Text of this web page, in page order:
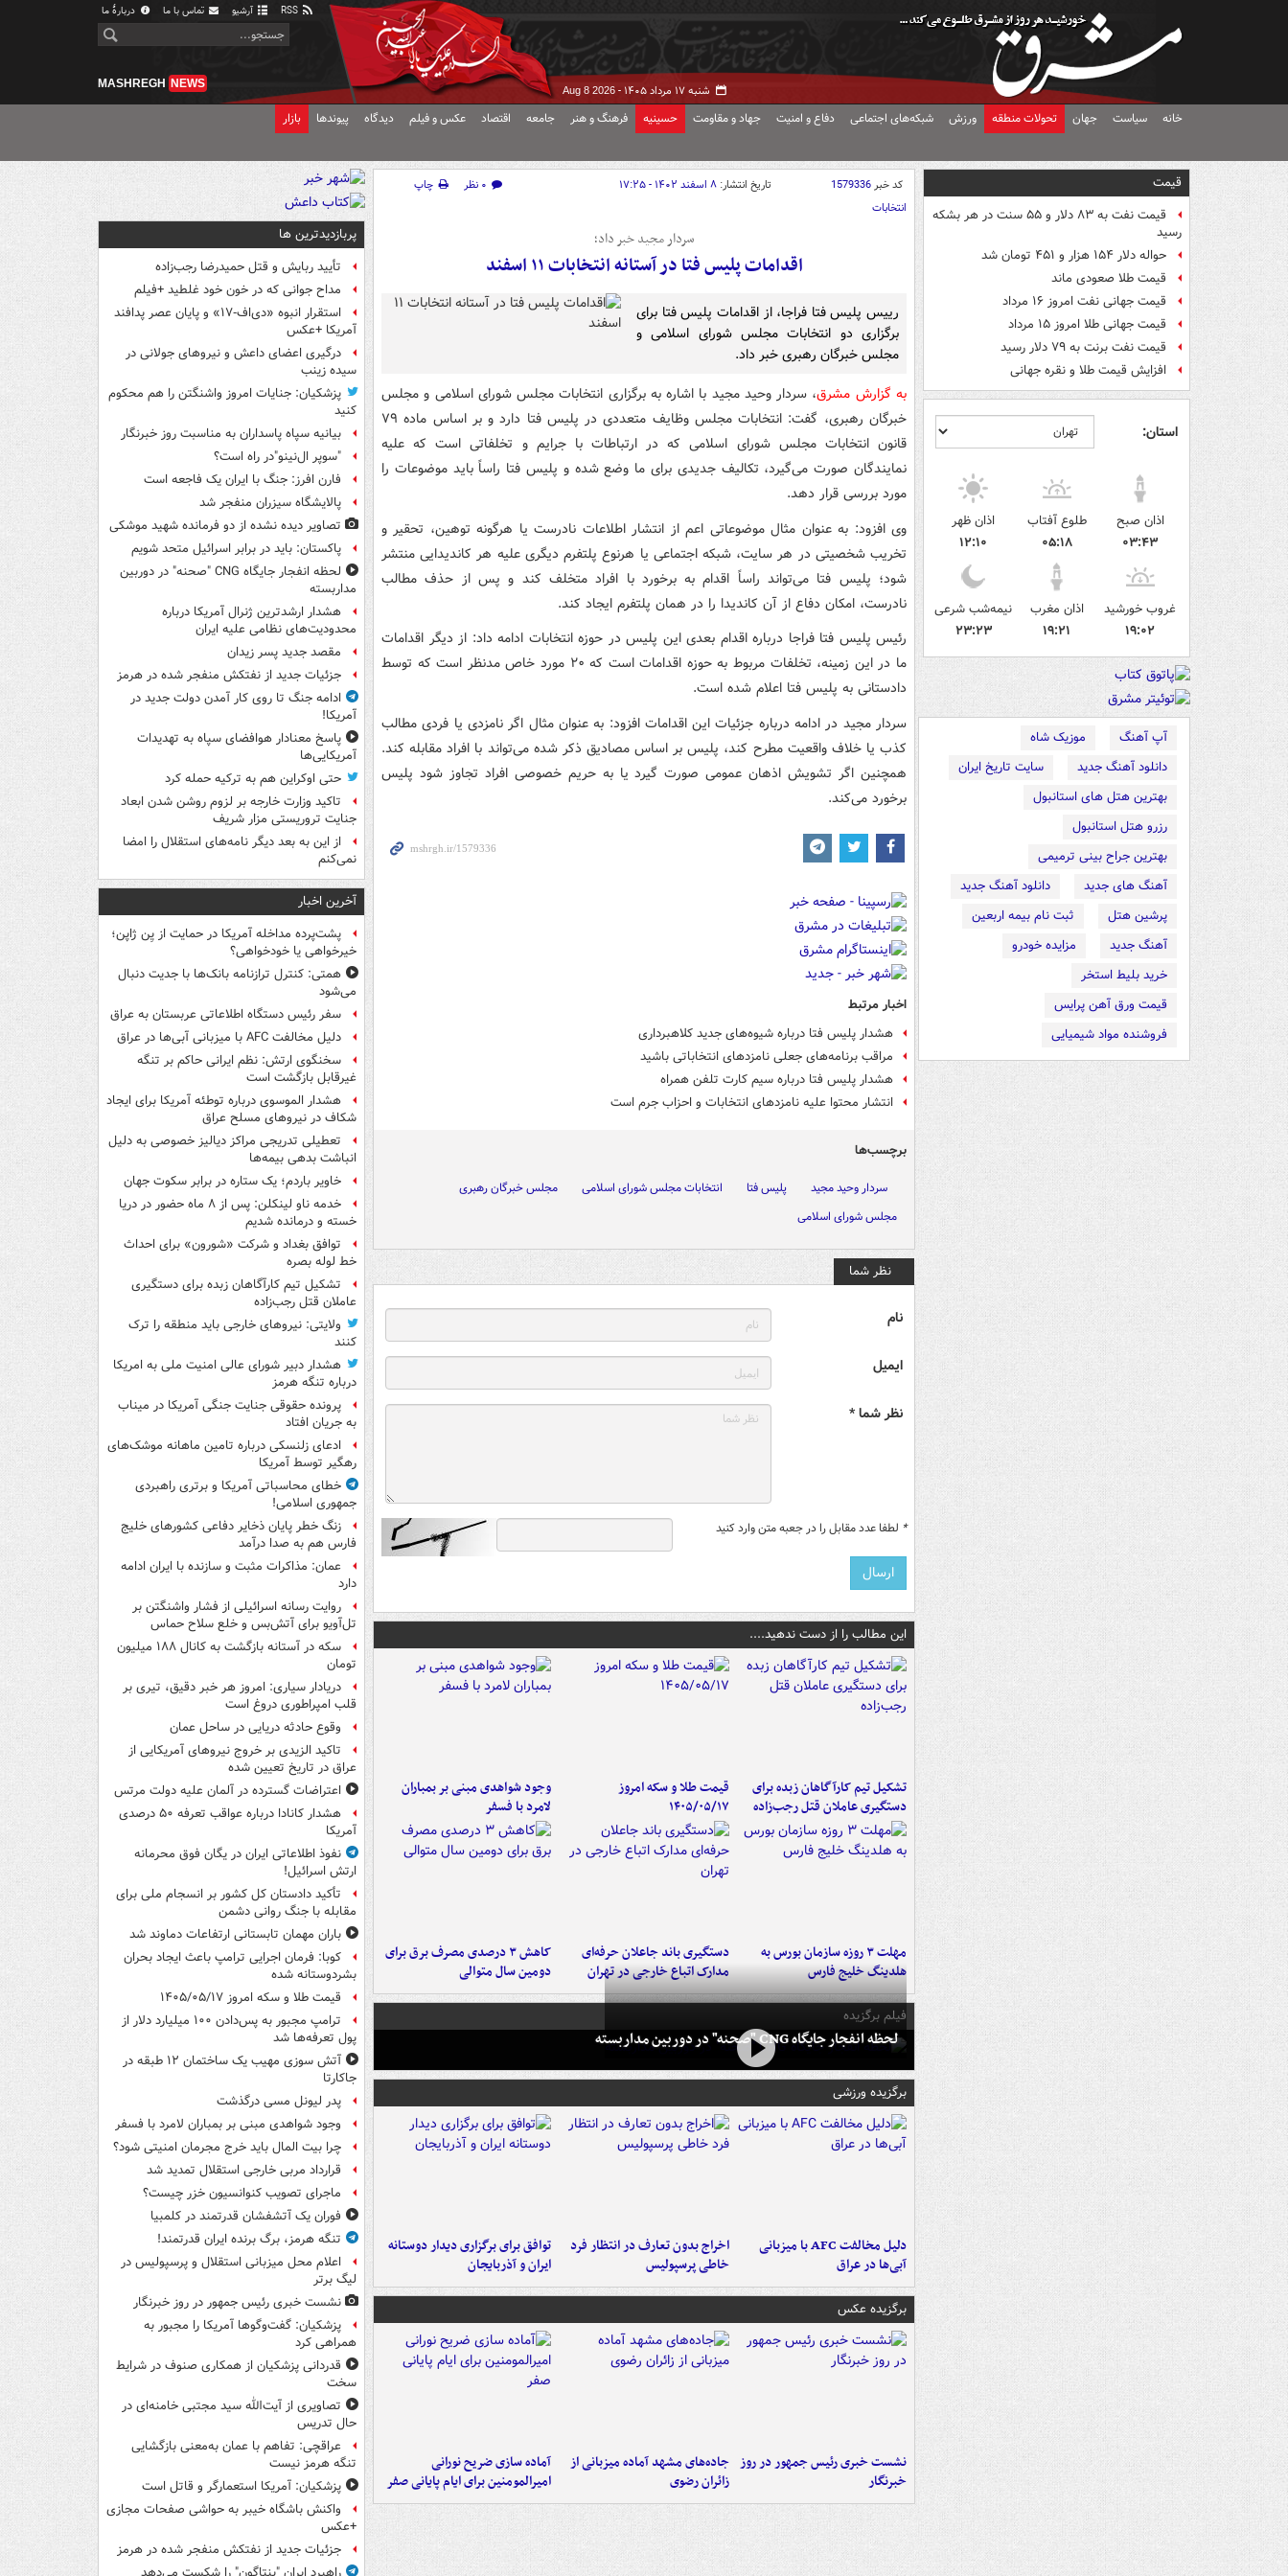
آرشیو تماس با ما دربارهٔ ما
شنبه ۱۷ مرداد ۱۴۰۵ - Aug 8 2026
MASHREGH NEWS
خانه سیاست جهان تحولات منطقه ورزش شبکه‌های اجتماعی دفاع و امنیت جهاد و مقاومت حسینیه فرهنگ و هنر جامعه اقتصاد عکس و فیلم دیدگاه پیوندها بازار
قیمت
قیمت نفت به ۸۳ دلار و ۵۵ سنت در هر بشکه
رسید
حواله دلار ۱۵۴ هزار و ۴۵۱ تومان شد
قیمت طلا صعودی ماند
قیمت جهانی نفت امروز ۱۶ مرداد
قیمت جهانی طلا امروز ۱۵ مرداد
قیمت نفت برنت به ۷۹ دلار رسید
افزایش قیمت طلا و نقره جهانی
استان:
اذان صبح
۰۳:۴۳
طلوع آفتاب
۰۵:۱۸
اذان ظهر
۱۲:۱۰
غروب خورشید
۱۹:۰۲
اذان مغرب
۱۹:۲۱
نیمه‌شب شرعی
۲۳:۲۳
آپ آهنگ
موزیک شاه
دانلود آهنگ جدید
سایت تاریخ ایران
بهترین هتل های استانبول
رزرو هتل استانبول
بهترین جراح بینی ترمیمی
آهنگ های جدید
دانلود آهنگ جدید
پرشین هتل
ثبت نام بیمه اربعین
آهنگ جدید
مزایده خودرو
خرید بلیط استخر
قیمت ورق آهن پرایس
فروشنده مواد شیمیایی
کد خبر1579336 تاریخ انتشار: ۸ اسفند ۱۴۰۲ - ۱۷:۲۵ ۰ نظر
چاپ
انتخابات
سردار مجید خبر داد؛
اقدامات پلیس‌ فتا در آستانه انتخابات ۱۱ اسفند
رییس پلیس فتا فراجا، از اقدامات پلیس فتا برای
برگزاری دو انتخابات مجلس شورای اسلامی و
مجلس خبرگان رهبری خبر داد.
به گزارش مشرق، سردار وحید مجید با اشاره به برگزاری انتخابات مجلس شورای اسلامی و مجلس
خبرگان رهبری، گفت: انتخابات مجلس وظایف متعددی در پلیس فتا دارد و بر اساس ماده ۷۹
قانون انتخابات مجلس شورای اسلامی که در ارتباطات با جرایم و تخلفاتی است که علیه
نمایندگان صورت می‌گیرد، تکالیف جدیدی برای ما وضع شده و پلیس فتا راساً باید موضوعات را
مورد بررسی قرار دهد.
وی افزود: به عنوان مثال موضوعاتی اعم از انتشار اطلاعات نادرست یا هرگونه توهین، تحقیر و
تخریب شخصیتی در هر سایت، شبکه اجتماعی یا هرنوع پلتفرم دیگری علیه هر کاندیدایی منتشر
شود؛ پلیس فتا می‌تواند راساً اقدام به برخورد با افراد متخلف کند و پس از حذف مطالب
نادرست، امکان دفاع از آن کاندیدا را در همان پلتفرم ایجاد کند.
رئیس پلیس فتا فراجا درباره اقدام بعدی این پلیس در حوزه انتخابات ادامه داد: از دیگر اقدامات
ما در این زمینه، تخلفات مربوط به حوزه اقدامات است که ۲۰ مورد خاص مدنظر است که توسط
دادستانی به پلیس فتا اعلام شده است.
سردار مجید در ادامه درباره جزئیات این اقدامات افزود: به عنوان مثال اگر نامزدی یا فردی مطالب
کذب یا خلاف واقعیت مطرح کند، پلیس بر اساس مصادیق ذکر شده می‌تواند با افراد مقابله کند.
همچنین اگر تشویش اذهان عمومی صورت گیرد یا به حریم خصوصی افراد تجاوز شود پلیس
برخورد می‌کند.
اخبار مرتبط
هشدار پلیس فتا درباره شیوه‌های جدید کلاهبرداری
مراقب برنامه‌های جعلی نامزدهای انتخاباتی باشید
هشدار پلیس فتا درباره سیم کارت تلفن همراه
انتشار محتوا علیه نامزدهای انتخابات و احزاب جرم است
برچسب‌ها
سردار وحید مجید پلیس فتا انتخابات مجلس شورای اسلامی
مجلس خبرگان رهبری
مجلس شورای اسلامی
نظر شما
نام
ایمیل
نظر شما *
* لطفا عدد مقابل را در جعبه متن وارد کنید
این مطالب را از دست ندهید....
تشکیل تیم کارآگاهان زبده برای
دستگیری عاملان قتل رجب‌زاده
قیمت طلا و سکه امروز
۱۴۰۵/۰۵/۱۷
وجود شواهدی مبنی بر بمباران
لامرد با فسفر
مهلت ۳ روزه سازمان بورس به
هلدینگ خلیج فارس
دستگیری باند جاعلان حرفه‌ای
مدارک اتباع خارجی در تهران
کاهش ۳ درصدی مصرف برق برای
دومین سال متوالی
فیلم برگزیده
لحظه انفجار جایگاه CNG "صحنه" در دوربین مداربسته
برگزیده ورزشی
دلیل مخالفت AFC با میزبانی
آبی‌ها در عراق
اخراج بدون تعارف در انتظار فرد
خاطی پرسپولیس
توافق برای برگزاری دیدار دوستانه
ایران و آذربایجان
برگزیده عکس
نشست خبری رئیس جمهور در روز
خبرنگار
جاده‌های مشهد آماده میزبانی از
زائران رضوی
آماده سازی ضریح نورانی
امیرالمومنین برای ایام پایانی صفر
پربازدیدترین ها
تأیید ربایش و قتل حمیدرضا رجب‌زاده
مداح جوانی که در خون خود غلطید +فیلم
استقرار انبوه «دی‌اف‑۱۷» و پایان عصر پدافند
آمریکا +عکس
درگیری اعضای داعش و نیروهای جولانی در
سیده زینب
پزشکیان: جنایات امروز واشنگتن را هم محکوم
کنید
بیانیه سپاه پاسداران به مناسبت روز خبرنگار
"سوپر ال‌نینو"در راه است؟
فارن افرز: جنگ با ایران یک فاجعه است
پالایشگاه سیزران منفجر شد
تصاویر دیده‌ نشده از دو فرمانده شهید موشکی
پاکستان: باید در برابر اسرائیل متحد شویم
لحظه انفجار جایگاه CNG "صحنه" در دوربین
مداربسته
هشدار ارشدترین ژنرال آمریکا درباره
محدودیت‌های نظامی علیه ایران
مقصد جدید پسر زیدان
جزئیات جدید از نفتکش منفجر شده در هرمز
ادامه جنگ تا روی کار آمدن دولت جدید در
آمریکا!
پاسخ معنادار هوافضای سپاه به تهدیدات
آمریکایی‌ها
حتی اوکراین هم به ترکیه حمله کرد
تاکید وزارت خارجه بر لزوم روشن شدن ابعاد
جنایت تروریستی مزار شریف
از این به بعد دیگر نامه‌های استقلال را امضا
نمی‌کنم
آخرین اخبار
پشت‌پرده مداخله آمریکا در حمایت از یِن ژاپن؛
خیرخواهی یا خودخواهی؟
همتی: کنترل ترازنامه بانک‌ها با جدیت دنبال
می‌شود
سفر رئیس دستگاه اطلاعاتی عربستان به عراق
دلیل مخالفت AFC با میزبانی آبی‌ها در عراق
سخنگوی ارتش: نظم ایرانی حاکم بر تنگه
غیرقابل بازگشت است
هشدار الموسوی درباره توطئه آمریکا برای ایجاد
شکاف در نیروهای مسلح عراق
تعطیلی تدریجی مراکز دیالیز خصوصی به دلیل
انباشت بدهی بیمه‌ها
خاویر باردم؛ یک ستاره در برابر سکوت جهان
خدمه ناو لینکلن: پس از ۸ ماه حضور در دریا
خسته و درمانده‌ شدیم
توافق بغداد و شرکت «شورون» برای احداث
خط لوله بصره
تشکیل تیم کارآگاهان زبده برای دستگیری
عاملان قتل رجب‌زاده
ولایتی: نیروهای خارجی باید منطقه را ترک
کنند
هشدار دبیر شورای عالی امنیت ملی به امریکا
درباره تنگه هرمز
پرونده حقوقی جنایت جنگی آمریکا در میناب
به جریان افتاد
ادعای زلنسکی درباره تامین ماهانه موشک‌های
رهگیر توسط آمریکا
خطای محاسباتی آمریکا و برتری راهبردی
جمهوری اسلامی!
زنگ خطر پایان ذخایر دفاعی کشورهای خلیج
فارس هم به صدا درآمد
عمان: مذاکرات مثبت و سازنده با ایران ادامه
دارد
روایت رسانه اسرائیلی از فشار واشنگتن بر
تل‌آویو برای آتش‌بس و خلع سلاح حماس
سکه در آستانه بازگشت به کانال ۱۸۸ میلیون
تومان
دریادار سیاری: امروز هر خبر دقیق، تیری بر
قلب امپراطوری دروغ است
وقوع حادثه دریایی در ساحل عمان
تاکید الزیدی بر خروج نیروهای آمریکایی از
عراق در تاریخ تعیین شده
اعتراضات گسترده در آلمان علیه دولت مرتس
هشدار کانادا درباره عواقب تعرفه ۵۰ درصدی
آمریکا
نفوذ اطلاعاتی ایران در یگان فوق محرمانه
ارتش اسرائیل!
تأکید دادستان کل کشور بر انسجام ملی برای
مقابله با جنگ روانی دشمن
باران مهمان تابستانی ارتفاعات دماوند شد
کوبا: فرمان اجرایی ترامپ باعث ایجاد بحران
بشردوستانه شده
قیمت طلا و سکه امروز ۱۴۰۵/۰۵/۱۷
ترامپ مجبور به پس‌دادن ۱۰۰ میلیارد دلار از
پول تعرفه‌ها شد
آتش سوزی مهیب یک ساختمان ۱۲ طبقه در
جاکارتا
پدر لیونل مسی درگذشت
وجود شواهدی مبنی بر بمباران لامرد با فسفر
چرا بیت المال باید خرج مجرمان امنیتی شود؟
قرارداد مربی خارجی استقلال تمدید شد
ماجرای تصویب کنوانسیون خزر چیست؟
فوران یک آتشفشان قدرتمند در کلمبیا
تنگه هرمز، برگ برنده ایران قدرتمند!
اعلام محل میزبانی استقلال و پرسپولیس در
لیگ برتر
نشست خبری رئیس جمهور در روز خبرنگار
پزشکیان: گفت‌وگوها آمریکا را مجبور به
همراهی کرد
قدردانی پزشکیان از همکاری صنوف در شرایط
سخت
تصاویری از آیت‌الله سید مجتبی خامنه‌ای در
حال تدریس
عراقچی: تفاهم با عمان به‌معنی بازگشایی
تنگه هرمز نیست
پزشکیان: آمریکا استعمارگر و قاتل است
واکنش باشگاه خیبر به حواشی صفحات مجازی
+عکس
جزئیات جدید از نفتکش منفجر شده در هرمز